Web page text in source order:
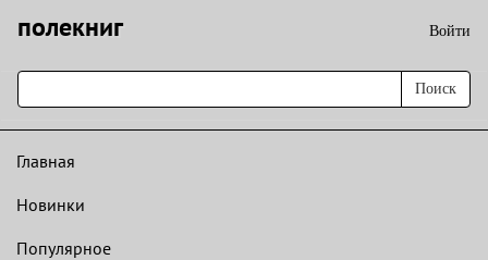
полекниг Войти
Поиск
Главная
Новинки
Популярное